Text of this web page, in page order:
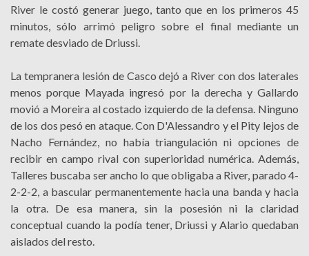
River le costó generar juego, tanto que en los primeros 45
minutos, sólo arrimó peligro sobre el final mediante un
remate desviado de Driussi.
La tempranera lesión de Casco dejó a River con dos laterales
menos porque Mayada ingresó por la derecha y Gallardo
movió a Moreira al costado izquierdo de la defensa. Ninguno
de los dos pesó en ataque. Con D'Alessandro y el Pity lejos de
Nacho Fernández, no había triangulación ni opciones de
recibir en campo rival con superioridad numérica. Además,
Talleres buscaba ser ancho lo que obligaba a River, parado 4-
2-2-2, a bascular permanentemente hacia una banda y hacia
la otra. De esa manera, sin la posesión ni la claridad
conceptual cuando la podía tener, Driussi y Alario quedaban
aislados del resto.